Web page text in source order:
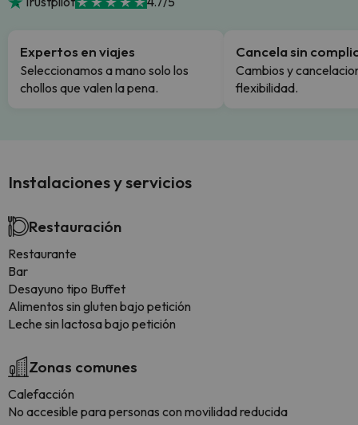
Expertos en viajes
Seleccionamos a mano solo los
chollos que valen la pena.
Cancela sin
Cambios y
flexibilidad.
Instalaciones y servicios
Restauración
Restaurante
Bar
Desayuno tipo Buffet
Alimentos sin gluten bajo petición
Leche sin lactosa bajo petición
Zonas comunes
Calefacción
No accesible para personas con movilidad reducida